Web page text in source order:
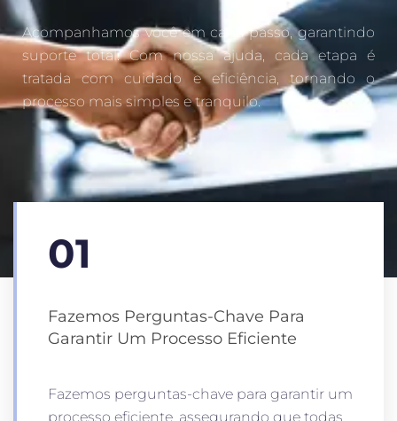
Acompanhamos você em cada passo, garantindo
suporte total. Com nossa ajuda, cada etapa é
tratada com cuidado e eficiência, tornando o
processo mais simples e tranquilo.
01
Fazemos Perguntas-Chave Para
Garantir Um Processo Eficiente
Fazemos perguntas-chave para garantir um
processo eficiente, assegurando que todas